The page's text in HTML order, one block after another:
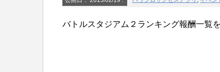
バトルスタジアム２ランキング報酬一覧